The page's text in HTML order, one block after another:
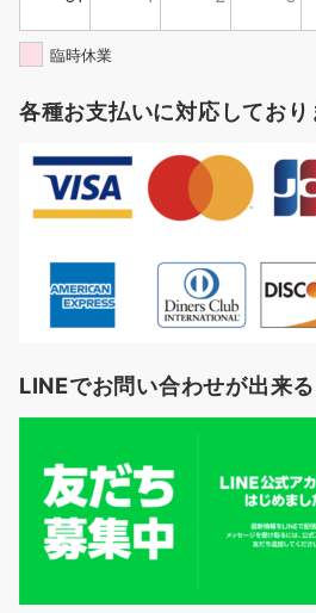
臨時休業
各種お支払いに対応しており
LINEでお問い合わせが出来